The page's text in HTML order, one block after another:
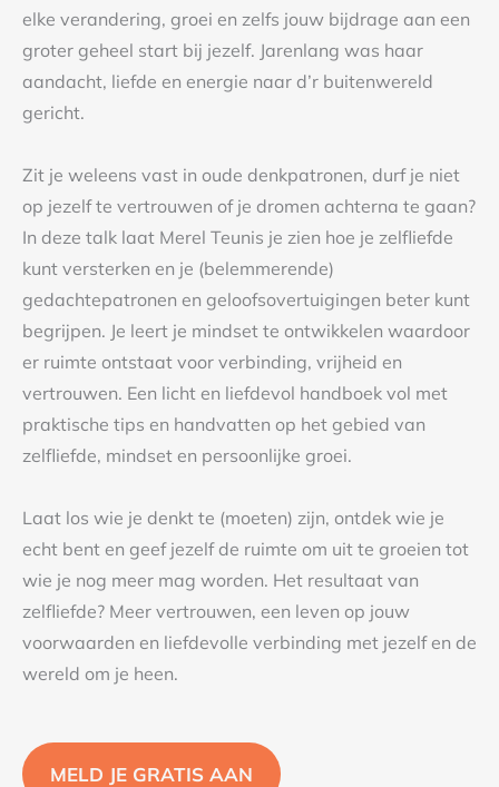
elke verandering, groei en zelfs jouw bijdrage aan een
groter geheel start bij jezelf. Jarenlang was haar
aandacht, liefde en energie naar d’r buitenwereld
gericht.
Zit je weleens vast in oude denkpatronen, durf je niet
op jezelf te vertrouwen of je dromen achterna te gaan?
In deze talk laat Merel Teunis je zien hoe je zelfliefde
kunt versterken en je (belemmerende)
gedachtepatronen en geloofsovertuigingen beter kunt
begrijpen. Je leert je mindset te ontwikkelen waardoor
er ruimte ontstaat voor verbinding, vrijheid en
vertrouwen. Een licht en liefdevol handboek vol met
praktische tips en handvatten op het gebied van
zelfliefde, mindset en persoonlijke groei.
Laat los wie je denkt te (moeten) zijn, ontdek wie je
echt bent en geef jezelf de ruimte om uit te groeien tot
wie je nog meer mag worden. Het resultaat van
zelfliefde? Meer vertrouwen, een leven op jouw
voorwaarden en liefdevolle verbinding met jezelf en de
wereld om je heen.
MELD JE GRATIS AAN